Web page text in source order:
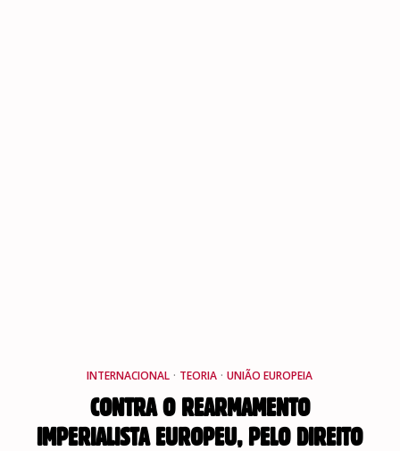
INTERNACIONAL · TEORIA · UNIÃO EUROPEIA
CONTRA O REARMAMENTO
IMPERIALISTA EUROPEU, PELO DIREITO